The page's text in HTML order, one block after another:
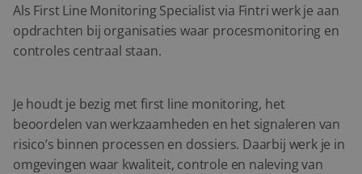
Als First Line Monitoring Specialist via Fintri werk je aan
opdrachten bij organisaties waar procesmonitoring en
controles centraal staan.
Je houdt je bezig met first line monitoring, het
beoordelen van werkzaamheden en het signaleren van
risico’s binnen processen en dossiers. Daarbij werk je in
omgevingen waar kwaliteit, controle en naleving van